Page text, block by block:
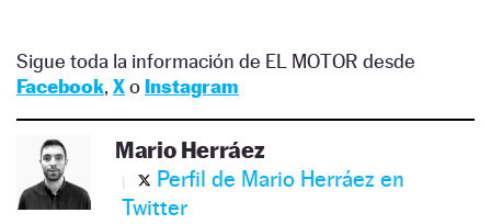
Sigue toda la información de EL MOTOR desde
Facebook, Xo Instagram
Mario Herráez
Perfil de Mario Herráez en
Twitter